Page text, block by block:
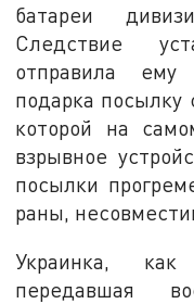
батареи
Следствие
отправила ему
подарка посылку
которой на
взрывное
посылки
раны,
Украинка,
передавшая